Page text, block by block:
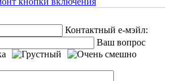
Контактный е-мэйл:
Ваш вопрос